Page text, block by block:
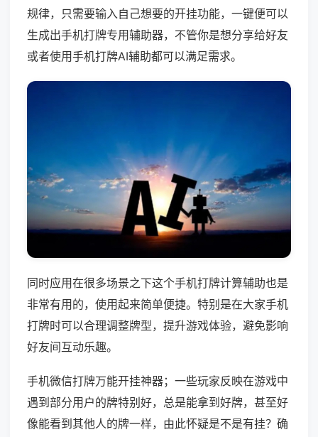
规律，只需要输入自己想要的开挂功能，一键便可以
生成出手机打牌专用辅助器，不管你是想分享给好友
或者使用手机打牌AI辅助都可以满足需求。
同时应用在很多场景之下这个手机打牌计算辅助也是
非常有用的，使用起来简单便捷。特别是在大家手机
打牌时可以合理调整牌型，提升游戏体验，避免影响
好友间互动乐趣。
手机微信打牌万能开挂神器；一些玩家反映在游戏中
遇到部分用户的牌特别好，总是能拿到好牌，甚至好
像能看到其他人的牌一样，由此怀疑是不是有挂？确